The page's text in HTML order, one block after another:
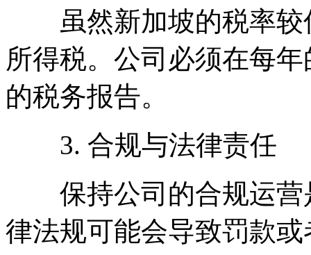
虽然新加坡的税率较
所得税。公司必须在每
的税务报告。
3. 合规与法律责任
保持公司的合规运营
律法规可能会导致罚款